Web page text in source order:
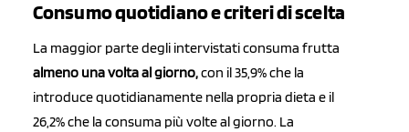
Consumo quotidiano e criteri di scelta
La maggior parte degli intervistati consuma frutta
almeno una volta al giorno,con il 35,9% che la
introduce quotidianamente nella propria dieta e il
26,2% che la consuma più volte al giorno. La